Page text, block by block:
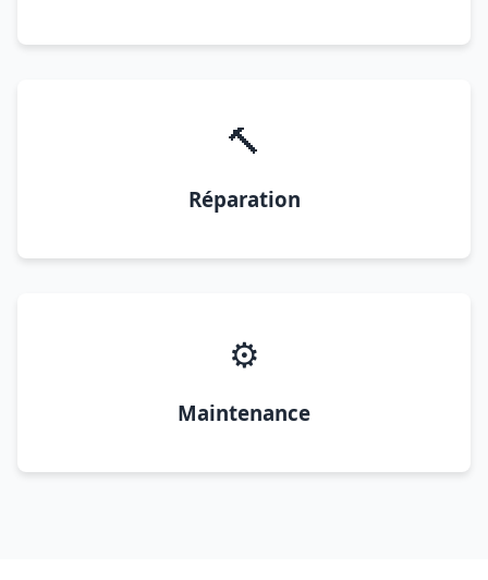
🔨
Réparation
⚙️
Maintenance